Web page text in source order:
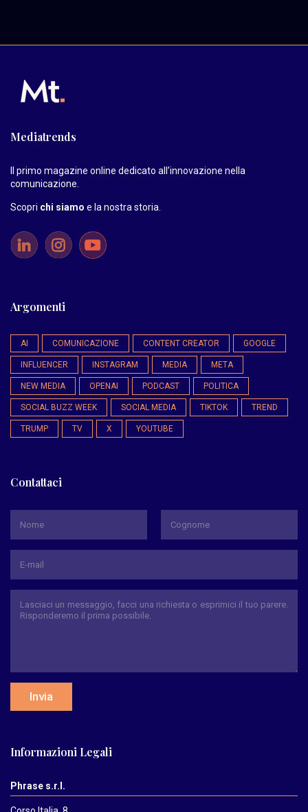
Mediatrends
Il primo magazine online dedicato all’innovazione nella
comunicazione.
Scopri chi siamo e la nostra storia
Argomenti
AI COMUNICAZIONE CONTENT CREATOR GOOGLE
INFLUENCER INSTAGRAM MEDIA META
NEW MEDIA OPENAI PODCAST POLITICA
SOCIAL BUZZ WEEK SOCIAL MEDIA TIKTOK TREND
TRUMP TV X YOUTUBE
Contattaci
Invia
Informazioni Legali
Phrase s.r.l.